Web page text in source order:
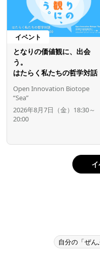
イベント
となりの価値観に、出会
う。
はたらく私たちの哲学対話
Open Innovation Biotope
“Sea”
2026年8月7日（金）18:30～
20:00
自分の「ぜん